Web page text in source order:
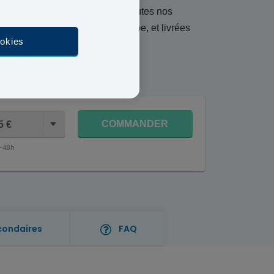
votre pilule contraceptive. Toutes nos
partenaires, situées en Europe, et livrées
€
48h
COMMANDER
FAQ